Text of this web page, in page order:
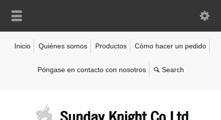
Inicio Quiénes somos Productos Cómo hacer un pedido
Póngase en contacto con nosotros